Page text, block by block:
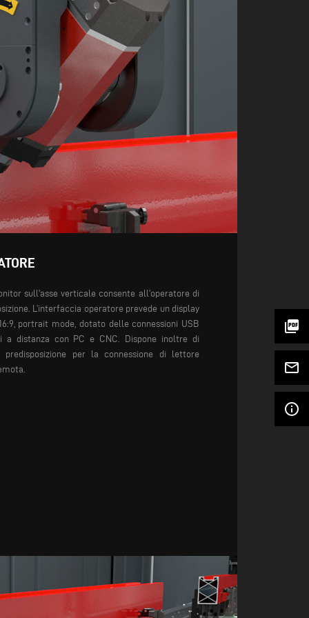
picture_as_pdf
mail_outline
info_outline
sull'asse verticale consente all'operatore di
L’interfaccia operatore prevede un display
portrait mode, dotato delle connessioni USB
a distanza con PC e CNC. Dispone inoltre di
per la connessione di lettore